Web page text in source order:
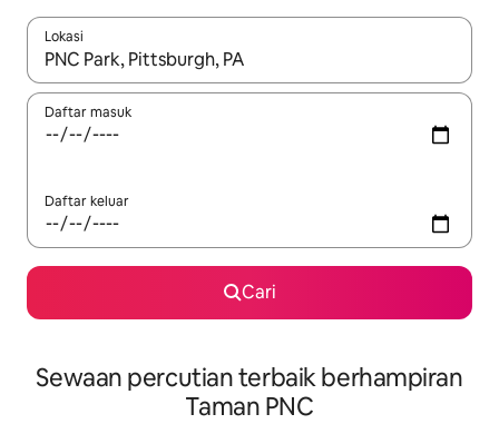
Lokasi
Apabila hasil tersedia, navigasi dengan kekunci anak panah
Daftar masuk
Daftar keluar
Cari
Sewaan percutian terbaik berhampiran
Taman PNC